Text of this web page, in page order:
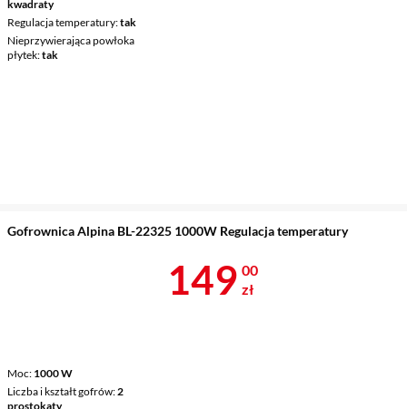
kwadraty
Regulacja temperatury tak
Nieprzywierająca powłoka
płytek tak
Gofrownica Alpina BL-22325 1000W Regulacja temperatury
Moc 1000 W
Liczba i kształt gofrów 2
prostokąty
Cena 149 zł
149 00
zł